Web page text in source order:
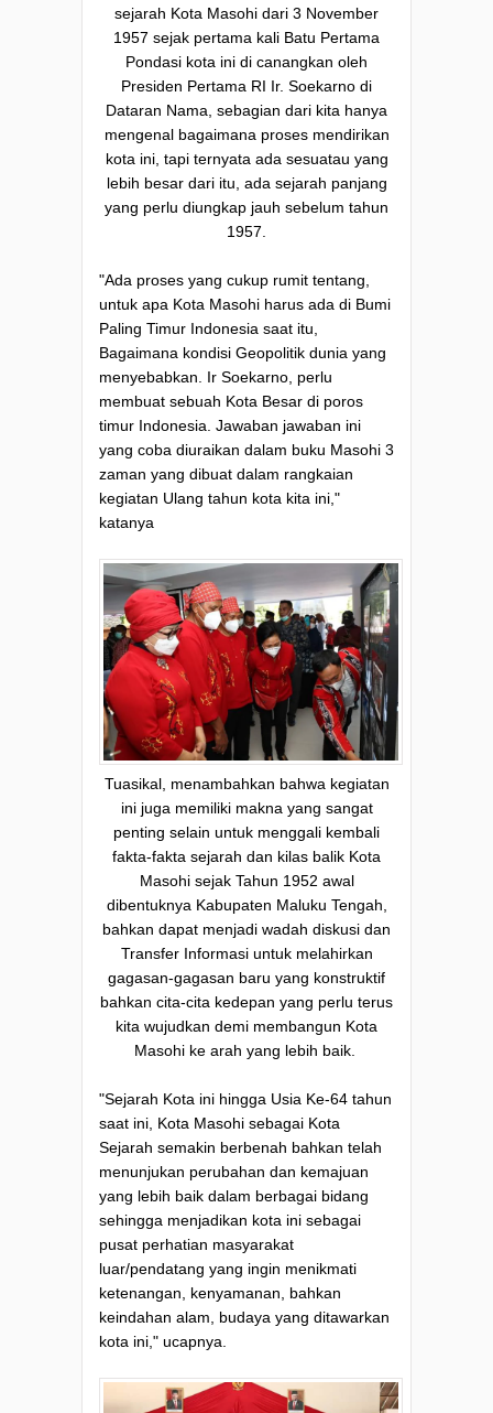
sejarah Kota Masohi dari 3 November
1957 sejak pertama kali Batu Pertama
Pondasi kota ini di canangkan oleh
Presiden Pertama RI Ir. Soekarno di
Dataran Nama, sebagian dari kita hanya
mengenal bagaimana proses mendirikan
kota ini, tapi ternyata ada sesuatau yang
lebih besar dari itu, ada sejarah panjang
yang perlu diungkap jauh sebelum tahun
1957.
"Ada proses yang cukup rumit tentang,
untuk apa Kota Masohi harus ada di Bumi
Paling Timur Indonesia saat itu,
Bagaimana kondisi Geopolitik dunia yang
menyebabkan. Ir Soekarno, perlu
membuat sebuah Kota Besar di poros
timur Indonesia. Jawaban jawaban ini
yang coba diuraikan dalam buku Masohi 3
zaman yang dibuat dalam rangkaian
kegiatan Ulang tahun kota kita ini,"
katanya
Tuasikal, menambahkan bahwa kegiatan
ini juga memiliki makna yang sangat
penting selain untuk menggali kembali
fakta-fakta sejarah dan kilas balik Kota
Masohi sejak Tahun 1952 awal
dibentuknya Kabupaten Maluku Tengah,
bahkan dapat menjadi wadah diskusi dan
Transfer Informasi untuk melahirkan
gagasan-gagasan baru yang konstruktif
bahkan cita-cita kedepan yang perlu terus
kita wujudkan demi membangun Kota
Masohi ke arah yang lebih baik.
"Sejarah Kota ini hingga Usia Ke-64 tahun
saat ini, Kota Masohi sebagai Kota
Sejarah semakin berbenah bahkan telah
menunjukan perubahan dan kemajuan
yang lebih baik dalam berbagai bidang
sehingga menjadikan kota ini sebagai
pusat perhatian masyarakat
luar/pendatang yang ingin menikmati
ketenangan, kenyamanan, bahkan
keindahan alam, budaya yang ditawarkan
kota ini," ucapnya.